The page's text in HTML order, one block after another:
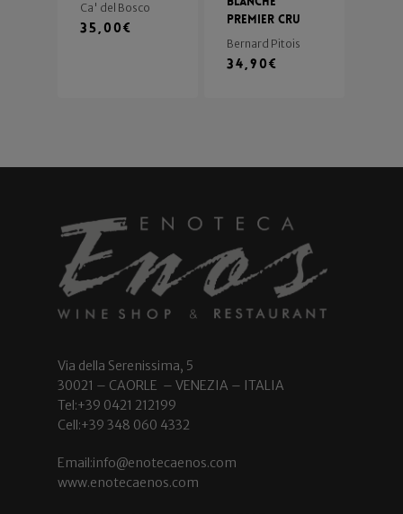
Ca' del Bosco
35,00€
Premier Cru
Bernard Pitois
34,90€
Via della Serenissima, 5
30021 – CAORLE – VENEZIA – ITALIA
Tel:+39 0421 212199
Cell:+39 348 060 4332
Email:info@enotecaenos.com
www.enotecaenos.com